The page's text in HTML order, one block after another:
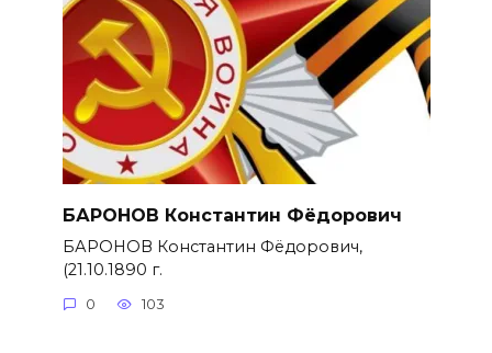
БАРОНОВ Константин Фёдорович
БАРОНОВ Константин Фёдорович,
(21.10.1890 г.
0 103